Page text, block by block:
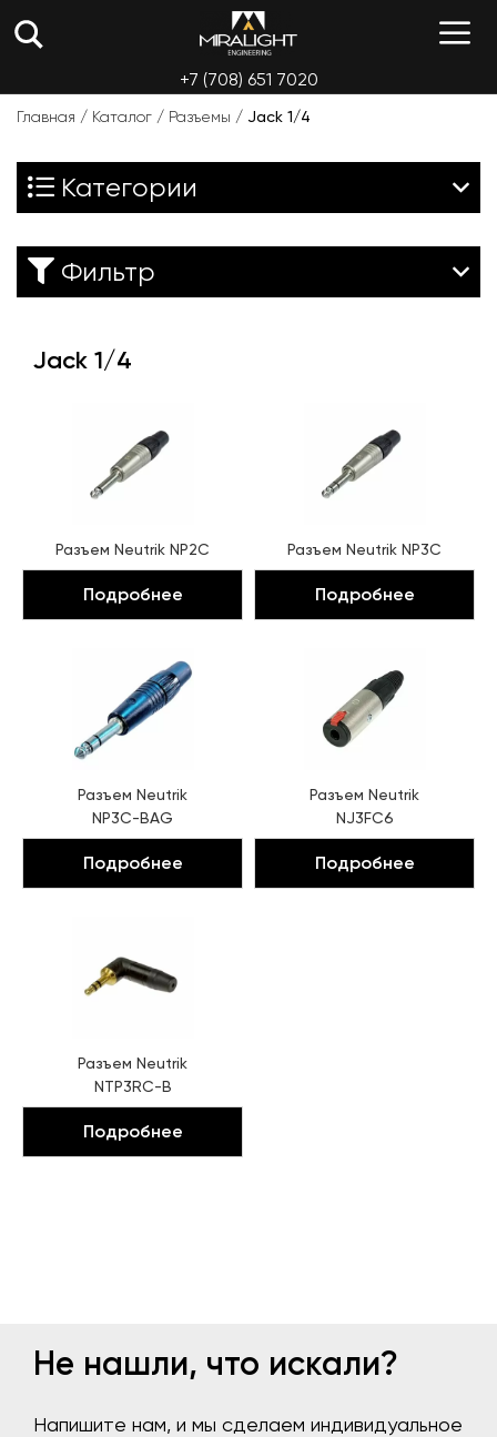
+7 (708) 651 7020
Главная / Каталог / Разъемы / Jack 1/4
Jack 1/4
Разъем Neutrik NP2C
Подробнее
Разъем Neutrik NP3C
Подробнее
Разъем Neutrik
NP3C-BAG
Подробнее
Разъем Neutrik
NJ3FC6
Подробнее
Разъем Neutrik
NTP3RC-B
Подробнее
Категории
Фильтр
Не нашли, что искали?
Напишите нам, и мы сделаем индивидуальное